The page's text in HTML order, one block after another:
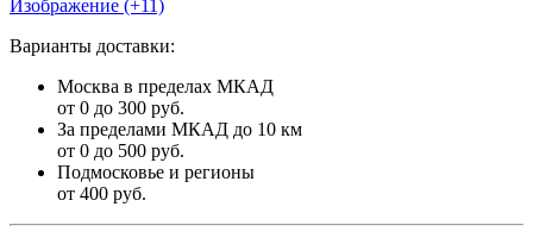
Изображение (+11)
Варианты доставки:
Москва в пределах МКАД
от 0 до 300 руб.
За пределами МКАД до 10 км
от 0 до 500 руб.
Подмосковье и регионы
от 400 руб.